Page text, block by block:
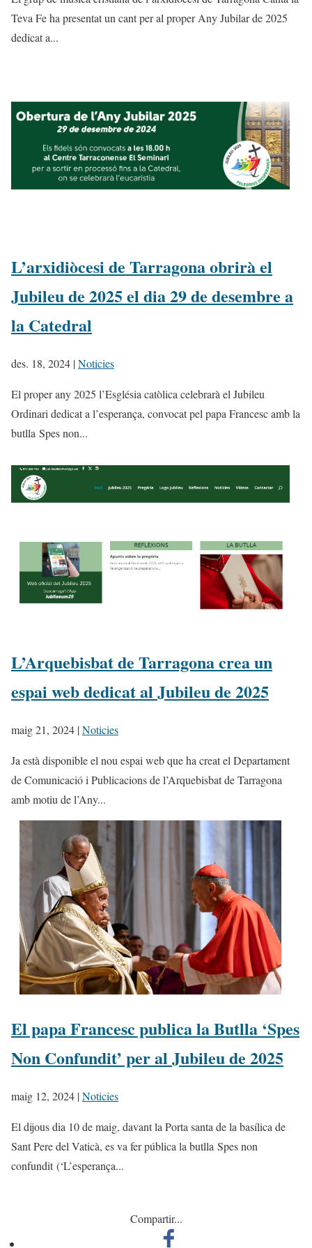
Teva Fe ha presentat un cant per al proper Any Jubilar de 2025
dedicat a...
L’arxidiòcesi de Tarragona obrirà el
Jubileu de 2025 el dia 29 de desembre a
la Catedral
des. 18, 2024 |Noticies
El proper any 2025 l’Església catòlica celebrarà el Jubileu
Ordinari dedicat a l’esperança, convocat pel papa Francesc amb la
butlla Spes non...
L’Arquebisbat de Tarragona crea un
espai web dedicat al Jubileu de 2025
maig 21, 2024 |Noticies
Ja està disponible el nou espai web que ha creat el Departament
de Comunicació i Publicacions de l’Arquebisbat de Tarragona
amb motiu de l’Any...
El papa Francesc publica la Butlla ‘Spes
Non Confundit’ per al Jubileu de 2025
maig 12, 2024 |Noticies
El dijous dia 10 de maig, davant la Porta santa de la basílica de
Sant Pere del Vaticà, es va fer pública la butlla Spes non
confundit (‘L’esperança...
Compartir...